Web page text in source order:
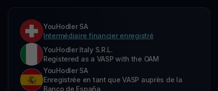
YouHodler SA
Intermédiaire financier enregistré
YouHodler Italy S.R.L.
Registered as a VASP with the OAM
YouHodler SA
Enregistrée en tant que VASP auprès de la
Banco de España